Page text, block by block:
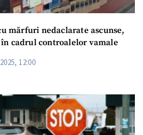
mărfuri nedaclarate ascunse,
cadrul controalelor vamale
12:00